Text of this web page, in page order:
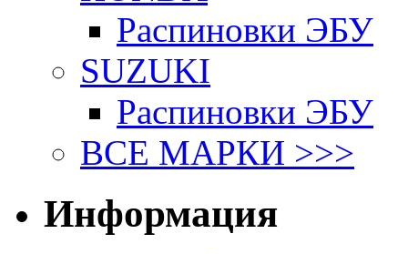
Распиновки ЭБУ
SUZUKI
Распиновки ЭБУ
ВСЕ МАРКИ >>>
Информация